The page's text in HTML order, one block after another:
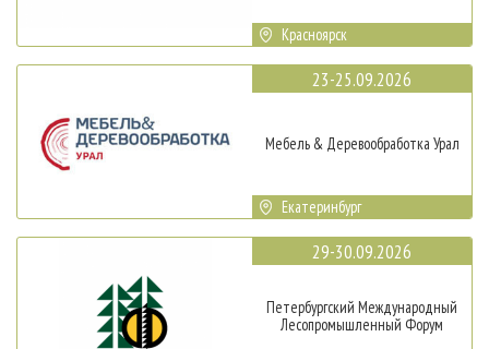
Красноярск
23-25.09.2026
Мебель & Деревообработка Урал
Екатеринбург
29-30.09.2026
Петербургский Международный
Лесопромышленный Форум